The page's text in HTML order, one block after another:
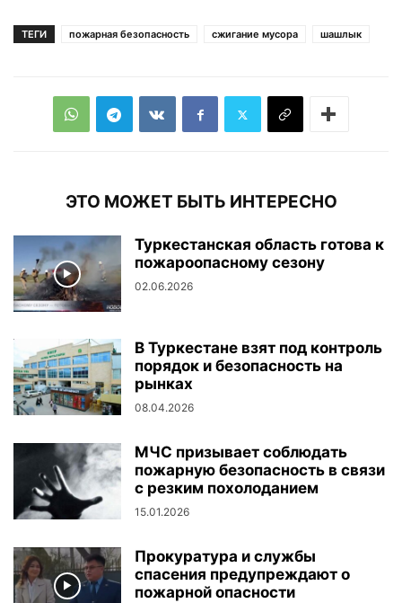
ТЕГИ пожарная безопасность сжигание мусора шашлык
ЭТО МОЖЕТ БЫТЬ ИНТЕРЕСНО
Туркестанская область готова к
пожароопасному сезону
02.06.2026
В Туркестане взят под контроль
порядок и безопасность на
рынках
08.04.2026
МЧС призывает соблюдать
пожарную безопасность в связи
с резким похолоданием
15.01.2026
Прокуратура и службы
спасения предупреждают о
пожарной опасности